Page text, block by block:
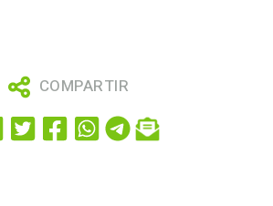
COMPARTIR